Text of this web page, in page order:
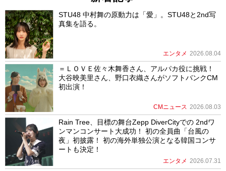
STU48 中村舞の原動力は「愛」。STU48と2nd写
真集を語る。
エンタメ 2026.08.04
＝ＬＯＶＥ佐々木舞香さん、アルパカ役に挑戦！
大谷映美里さん、野口衣織さんがソフトバンクCM
初出演！
CMニュース 2026.08.03
Rain Tree、目標の舞台Zepp DiverCityでの 2ndワ
ンマンコンサート大成功！ 初の全員曲「台風の
夜」初披露！ 初の海外単独公演となる韓国コンサ
ートも決定！
エンタメ 2026.07.31